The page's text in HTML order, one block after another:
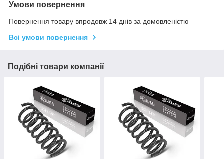
Умови повернення
Повернення товару впродовж 14 днів за домовленістю
Всі умови повернення
Подібні товари компанії